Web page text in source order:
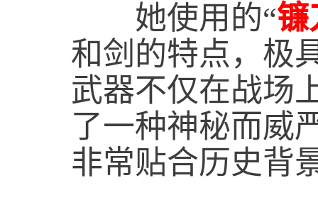
她使用的“镰
和剑的特点，极
武器不仅在战场
了一种神秘而威
非常贴合历史背